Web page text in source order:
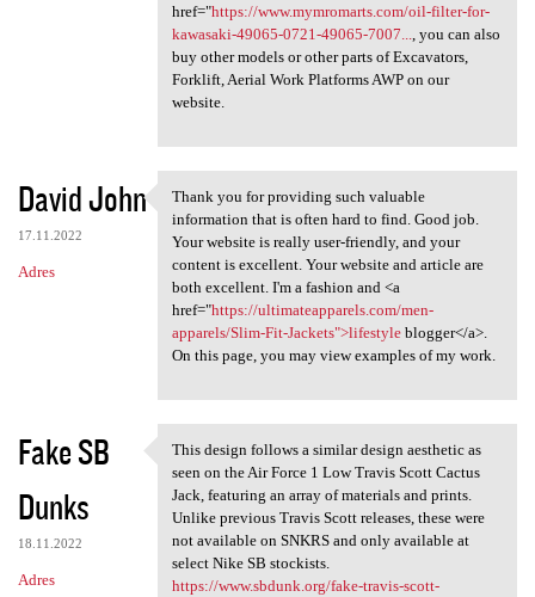
href="https://www.mymromarts.com/oil-filter-for-
kawasaki-49065-0721-49065-7007..., you can also
buy other models or other parts of Excavators,
Forklift, Aerial Work Platforms AWP on our
website.
David John
17.11.2022
Adres
Thank you for providing such
Thank you for providing such valuable
information that is often hard to find. Good job.
Your website is really user-friendly, and your
content is excellent. Your website and article are
both excellent. I'm a fashion and <a
href="https://ultimateapparels.com/men-
apparels/Slim-Fit-Jackets">lifestyleblogger</a>.
On this page, you may view examples of my work.
Fake SB
Dunks
18.11.2022
Adres
This design follows a similar
This design follows a similar design aesthetic as
seen on the Air Force 1 Low Travis Scott Cactus
Jack, featuring an array of materials and prints.
Unlike previous Travis Scott releases, these were
not available on SNKRS and only available at
select Nike SB stockists.
https://www.sbdunk.org/fake-travis-scott-